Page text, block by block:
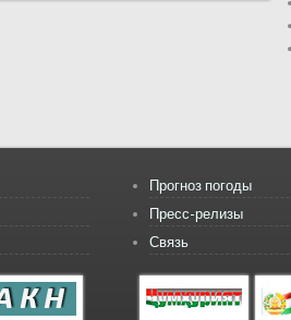
Прогноз погоды
Пресс-релизы
Связь